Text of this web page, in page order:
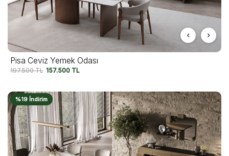
Pisa Ceviz Yemek Odası
197.500TL 157.500 TL
%19 İndirim